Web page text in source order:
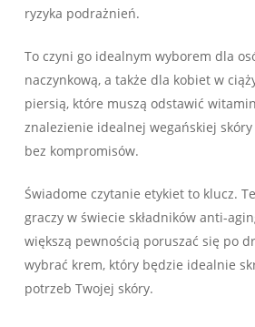
ryzyka podrażnień.
To czyni go idealnym wyborem dla
naczynkową, a także dla kobiet w
piersią, które muszą odstawić
znalezienie idealnej wegańskiej
bez kompromisów.
Świadome czytanie etykiet to klucz.
graczy w świecie składników anti-
większą pewnością poruszać się po
wybrać krem, który będzie idealnie
potrzeb Twojej skóry.